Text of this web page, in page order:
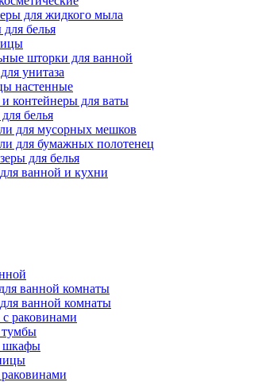
для жидкого мыла
белья
шторки для ванной
унитаза
настенные
контейнеры для ваты
белья
для мусорных мешков
для бумажных полотенец
для белья
ванной и кухни
ванной комнаты
ванной комнаты
раковинами
шкафы